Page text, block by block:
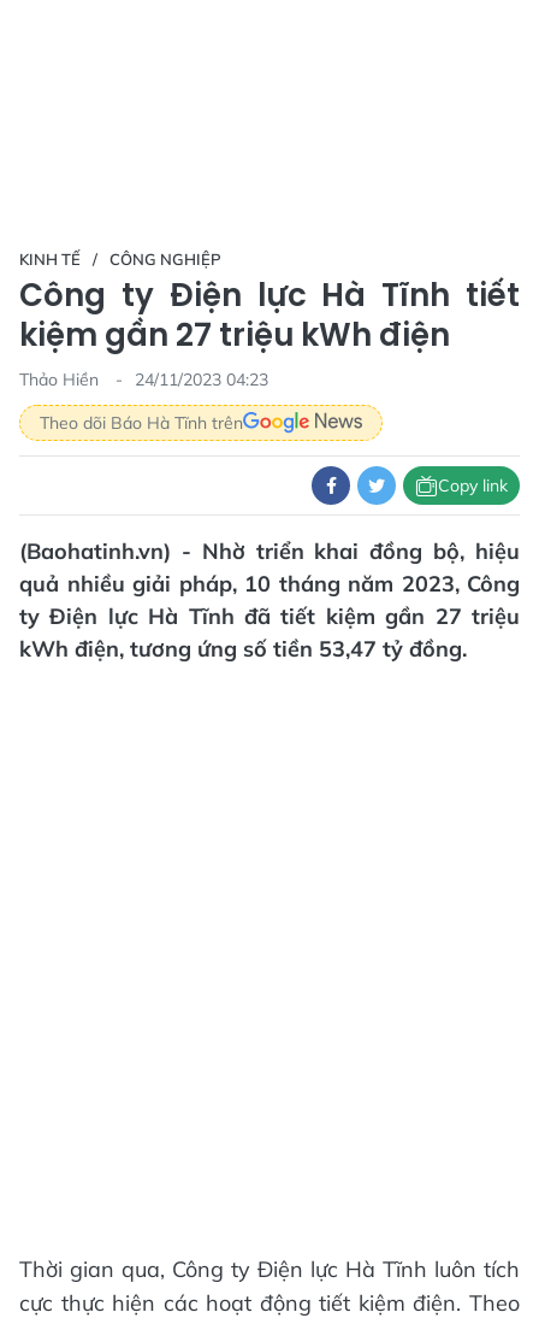
KINH TẾ CÔNG NGHIỆP
Công ty Điện lực Hà Tĩnh tiết
kiệm gần 27 triệu kWh điện
Thảo Hiền
24/11/2023 04:23
Theo dõi Báo Hà Tĩnh trên
Copy link
(Baohatinh.vn) - Nhờ triển khai đồng bộ, hiệu
quả nhiều giải pháp, 10 tháng năm 2023, Công
ty Điện lực Hà Tĩnh đã tiết kiệm gần 27 triệu
kWh điện, tương ứng số tiền 53,47 tỷ đồng.
Thời gian qua, Công ty Điện lực Hà Tĩnh luôn tích
cực thực hiện các hoạt động tiết kiệm điện. Theo